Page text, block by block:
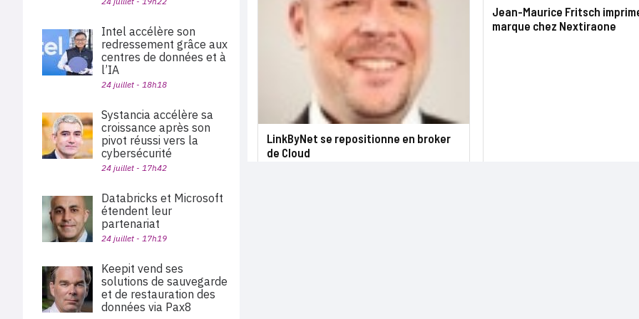
LinkByNet se repositionne en broker
de Cloud
Jean-Maurice Fritsch
marque chez Nextiraone
Intel accélère son
redressement grâce aux
centres de données et à
l’IA
24 juillet - 18h18
Systancia accélère sa
croissance après son
pivot réussi vers la
cybersécurité
24 juillet - 17h42
Databricks et Microsoft
étendent leur
partenariat
24 juillet - 17h19
Keepit vend ses
solutions de sauvegarde
et de restauration des
données via Pax8